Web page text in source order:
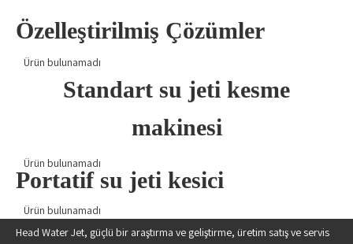
Özelleştirilmiş Çözümler
Ürün bulunamadı
Standart su jeti kesme
makinesi
Ürün bulunamadı
Portatif su jeti kesici
Ürün bulunamadı
Head Water Jet, güçlü bir araştırma ve geliştirme, üretim satış ve servis